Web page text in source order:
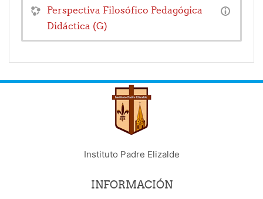
Perspectiva Filosófico Pedagógica
Didáctica (G)
Instituto Padre Elizalde
INFORMACIÓN